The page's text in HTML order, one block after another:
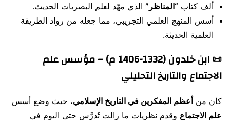
ألف كتاب “المناظر” الذي مهّد لعلم البصريات الحديث.
أسس المنهج العلمي التجريبي، مما جعله من رواد الطريقة
العلمية الحديثة.
📜 ابن خلدون (1332-1406 م) – مؤسس علم
الاجتماع والتاريخ التحليلي
كان من أعظم المفكرين في التاريخ الإسلامي، حيث وضع أسس
علم الاجتماع وقدم نظريات ما زالت تُدرَّس حتى اليوم في